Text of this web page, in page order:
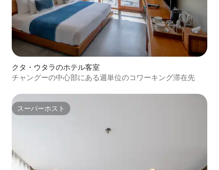
クタ・ウタラのホテル客室
チャングーの中心部にある週単位のコワーキング滞在先
スーパーホスト
スーパーホスト